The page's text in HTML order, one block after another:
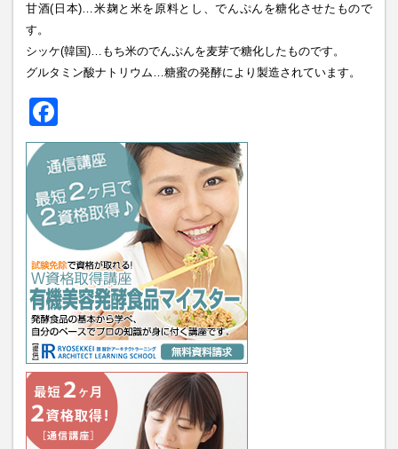
甘酒(日本)…米麹と米を原料とし、でんぷんを糖化させたもので
す。
シッケ(韓国)…もち米のでんぷんを麦芽で糖化したものです。
グルタミン酸ナトリウム…糖蜜の発酵により製造されています。